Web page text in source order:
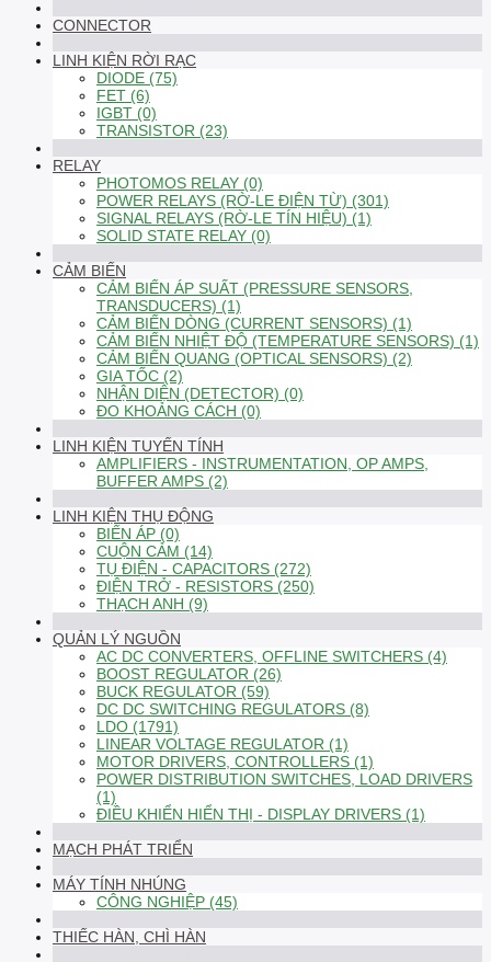
CONNECTOR
LINH KIỆN RỜI RẠC
DIODE (75)
FET (6)
IGBT (0)
TRANSISTOR (23)
RELAY
PHOTOMOS RELAY (0)
POWER RELAYS (RỜ-LE ĐIỆN TỪ) (301)
SIGNAL RELAYS (RỜ-LE TÍN HIỆU) (1)
SOLID STATE RELAY (0)
CẢM BIẾN
CẢM BIẾN ÁP SUẤT (PRESSURE SENSORS,
TRANSDUCERS) (1)
CẢM BIẾN DÒNG (CURRENT SENSORS) (1)
CẢM BIẾN NHIỆT ĐỘ (TEMPERATURE SENSORS) (1)
CẢM BIẾN QUANG (OPTICAL SENSORS) (2)
GIA TỐC (2)
NHẬN DIỆN (DETECTOR) (0)
ĐO KHOẢNG CÁCH (0)
LINH KIỆN TUYẾN TÍNH
AMPLIFIERS - INSTRUMENTATION, OP AMPS,
BUFFER AMPS (2)
LINH KIỆN THỤ ĐỘNG
BIẾN ÁP (0)
CUỘN CẢM (14)
TỤ ĐIỆN - CAPACITORS (272)
ĐIỆN TRỞ - RESISTORS (250)
THẠCH ANH (9)
QUẢN LÝ NGUỒN
AC DC CONVERTERS, OFFLINE SWITCHERS (4)
BOOST REGULATOR (26)
BUCK REGULATOR (59)
DC DC SWITCHING REGULATORS (8)
LDO (1791)
LINEAR VOLTAGE REGULATOR (1)
MOTOR DRIVERS, CONTROLLERS (1)
POWER DISTRIBUTION SWITCHES, LOAD DRIVERS
(1)
ĐIỀU KHIỂN HIỂN THỊ - DISPLAY DRIVERS (1)
MẠCH PHÁT TRIỂN
MÁY TÍNH NHÚNG
CÔNG NGHIỆP (45)
THIẾC HÀN, CHÌ HÀN